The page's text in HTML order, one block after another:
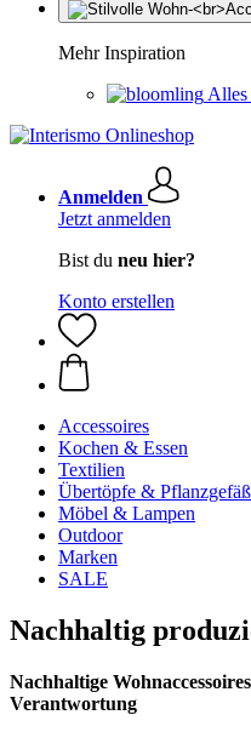
Mehr Inspiration
Alles
Anmelden
Jetzt anmelden
Bist du neu hier?
Konto erstellen
Accessoires
Kochen & Essen
Textilien
Übertöpfe &
Möbel & Lampen
Outdoor
Marken
SALE
Nachhaltig
Nachhaltige
Verantwortung